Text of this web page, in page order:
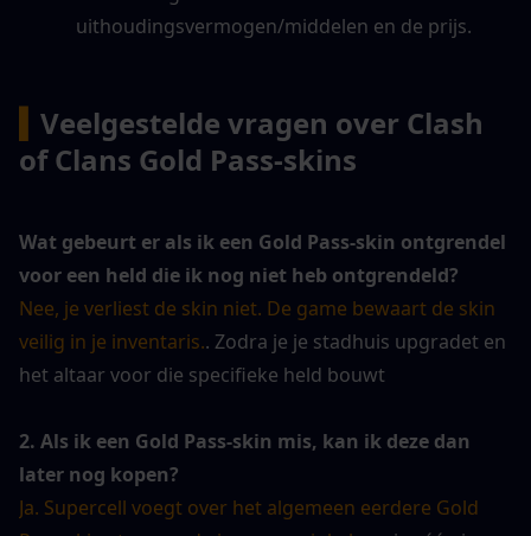
uithoudingsvermogen/middelen en de prijs.
Veelgestelde vragen over Clash
of Clans Gold Pass-skins
Wat gebeurt er als ik een Gold Pass-skin ontgrendel
voor een held die ik nog niet heb ontgrendeld?
Nee, je verliest de skin niet. De game bewaart de skin
veilig in je inventaris.. Zodra je je stadhuis upgradet en
het altaar voor die specifieke held bouwt
2. Als ik een Gold Pass-skin mis, kan ik deze dan
later nog kopen?
Ja. Supercell voegt over het algemeen eerdere Gold